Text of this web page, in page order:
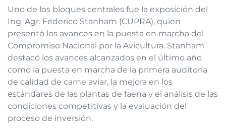
Uno de los bloques centrales fue la exposición del
Ing. Agr. Federico Stanham (CUPRA), quien
presentó los avances en la puesta en marcha del
Compromiso Nacional por la Avicultura. Stanham
destacó los avances alcanzados en el último año
como la puesta en marcha de la primera auditoría
de calidad de carne aviar, la mejora en los
estándares de las plantas de faena y el análisis de las
condiciones competitivas y la evaluación del
proceso de inversión.